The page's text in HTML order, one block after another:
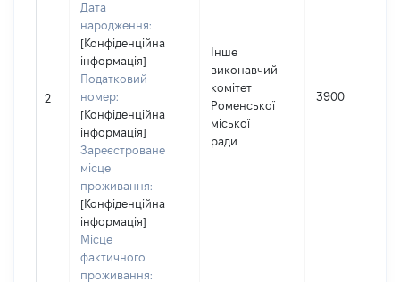
2
Дата
народження:
[Конфіденційна
інформація]
Податковий
номер:
[Конфіденційна
інформація]
Зареєстроване
місце
проживання:
[Конфіденційна
інформація]
Місце
фактичного
проживання:
Інше
виконавчий
комітет
Роменської
міської
ради
3900